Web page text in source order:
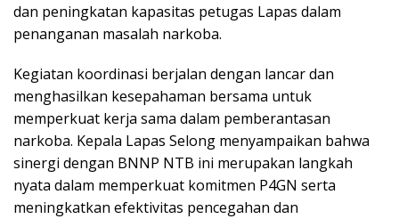
dan peningkatan kapasitas petugas Lapas dalam
penanganan masalah narkoba.
Kegiatan koordinasi berjalan dengan lancar dan
menghasilkan kesepahaman bersama untuk
memperkuat kerja sama dalam pemberantasan
narkoba. Kepala Lapas Selong menyampaikan bahwa
sinergi dengan BNNP NTB ini merupakan langkah
nyata dalam memperkuat komitmen P4GN serta
meningkatkan efektivitas pencegahan dan